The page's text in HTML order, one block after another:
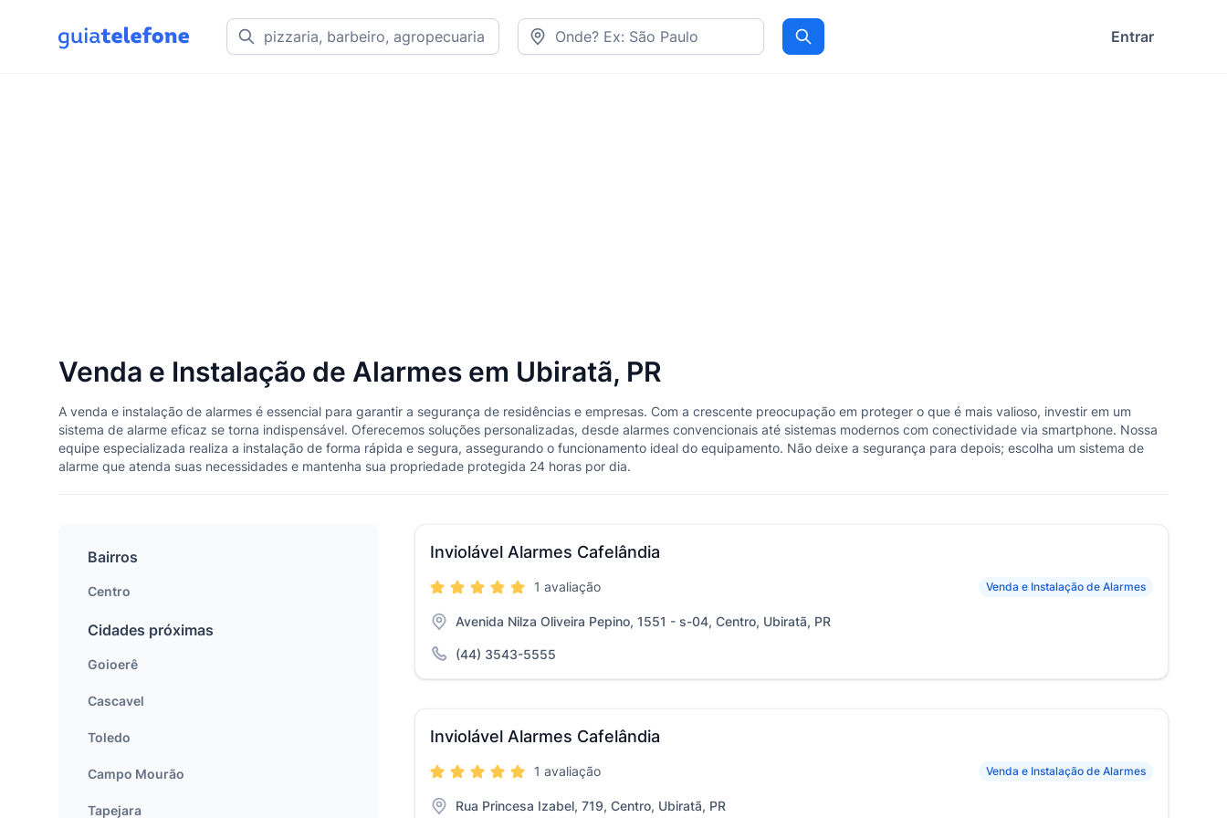
Procurar Entrar
Venda e Instalação de Alarmes em Ubiratã, PR
A venda e instalação de alarmes é essencial para garantir a segurança de residências e empresas. Com a crescente preocupação em proteger o que é mais valioso, investir em um
sistema de alarme eficaz se torna indispensável. Oferecemos soluções personalizadas, desde alarmes convencionais até sistemas modernos com conectividade via smartphone. Nossa
equipe especializada realiza a instalação de forma rápida e segura, assegurando o funcionamento ideal do equipamento. Não deixe a segurança para depois; escolha um sistema de
alarme que atenda suas necessidades e mantenha sua propriedade protegida 24 horas por dia.
Inviolável Alarmes Cafelândia
Venda e Instalação de Alarmes
1 avaliação
Avenida Nilza Oliveira Pepino, 1551 - s-04, Centro, Ubiratã, PR
(44) 3543-5555
Inviolável Alarmes Cafelândia
Venda e Instalação de Alarmes
1 avaliação
Rua Princesa Izabel, 719, Centro, Ubiratã, PR
Bairros
Centro
Cidades próximas
Goioerê
Cascavel
Toledo
Campo Mourão
Tapejara